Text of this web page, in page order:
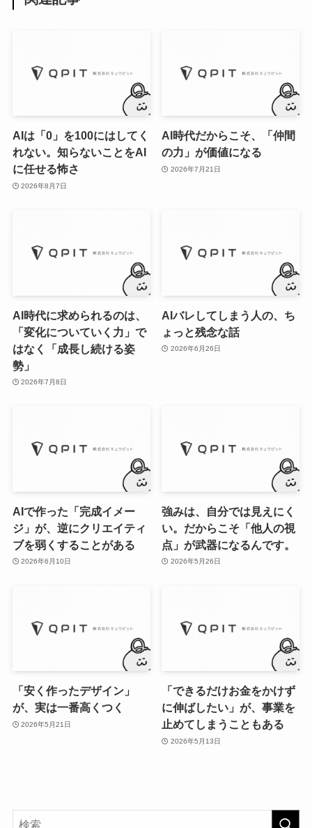
AIは「0」を100にはしてく
れない。知らないことをAI
に任せる怖さ
2026年8月7日
AI時代だからこそ、「仲間
の力」が価値になる
2026年7月21日
AI時代に求められるのは、
「変化についていく力」で
はなく「成長し続ける姿
勢」
2026年7月8日
AIバレしてしまう人の、ち
ょっと残念な話
2026年6月26日
AIで作った「完成イメー
ジ」が、逆にクリエイティ
ブを弱くすることがある
2026年6月10日
強みは、自分では見えにく
い。だからこそ「他人の視
点」が武器になるんです。
2026年5月26日
「安く作ったデザイン」
が、実は一番高くつく
2026年5月21日
「できるだけお金をかけず
に伸ばしたい」が、事業を
止めてしまうこともある
2026年5月13日